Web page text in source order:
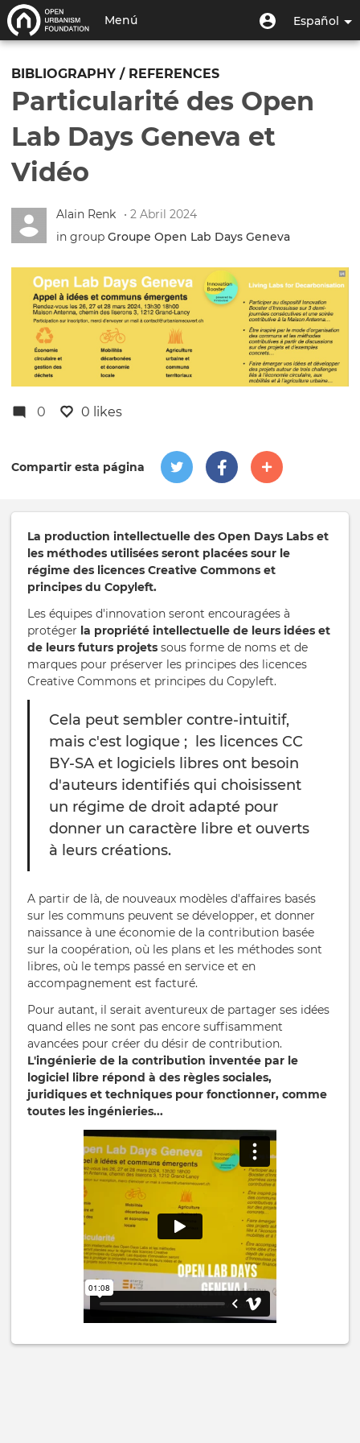
contenido
Español
Menú
de
cuenta
de
usuario
Menú
de
Menú
Toggle
navigation
BIBLIOGRAPHY / REFERENCES
Particularité des Open
Lab Days Geneva et
Vidéo
Alain Renk
• 2 Abril 2024
in group Groupe Open Lab Days Geneva
0 0 likes
Compartir esta página
La production intellectuelle des Open Days Labs et
les méthodes utilisées seront placées sour le
régime des licences Creative Commons et
principes du Copyleft.
Les équipes d'innovation seront encouragées à
protéger la propriété intellectuelle de leurs idées et
de leurs futurs projets sous forme de noms et de
marques pour préserver les principes des licences
Creative Commons et principes du Copyleft.
Cela peut sembler contre-intuitif,
mais c'est logique ; les licences CC
BY-SA et logiciels libres ont besoin
d'auteurs identifiés qui choisissent
un régime de droit adapté pour
donner un caractère libre et ouverts
à leurs créations.
A partir de là, de nouveaux modèles d'affaires basés
sur les communs peuvent se développer, et donner
naissance à une économie de la contribution basée
sur la coopération, où les plans et les méthodes sont
libres, où le temps passé en service et en
accompagnement est facturé.
Pour autant, il serait aventureux de partager ses idées
quand elles ne sont pas encore suffisamment
avancées pour créer du désir de contribution.
L'ingénierie de la contribution inventée par le
logiciel libre répond à des règles sociales,
juridiques et techniques pour fonctionner, comme
toutes les ingénieries...